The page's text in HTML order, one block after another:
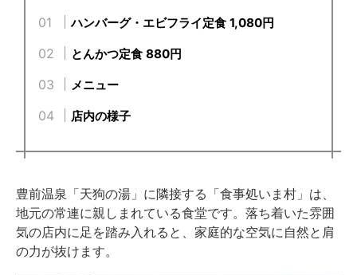
ハンバーグ・エビフライ定食 1,080円
とんかつ定食 880円
メニュー
店内の様子
豊前温泉「天狗の湯」に隣接する「食事処いま村」は、
地元の常連に親しまれている食堂です。落ち着いた雰囲
気の店内に足を踏み入れると、家庭的な空気に自然と肩
の力が抜けます。